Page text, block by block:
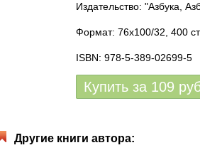
Издательство: "Азбука,
Формат: 76x100/32, 400
ISBN: 978-5-389-02699-5
Купить за 109
Другие книги автора: